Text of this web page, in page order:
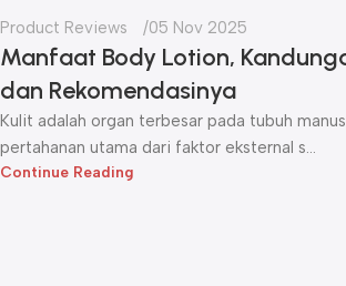
Product Reviews 05 Nov 2025
Manfaat Body Lotion,
dan Rekomendasinya
Kulit adalah organ terbesar pada tubuh
pertahanan utama dari faktor eksternal s...
Continue Reading